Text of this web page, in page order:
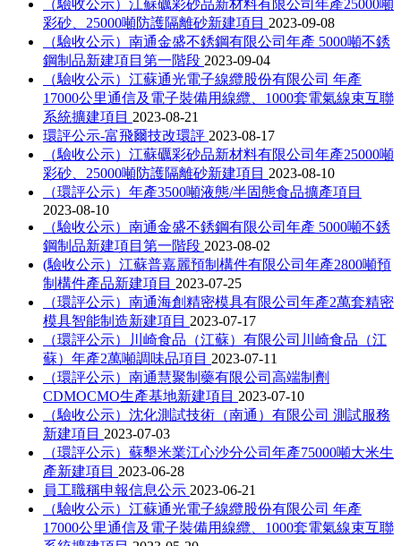
（驗收公示）江蘇礪彩砂品新材料有限公司年產25000噸
彩砂、25000噸防護隔離砂新建項目 2023-09-08
（驗收公示）南通金盛不銹鋼有限公司年產 5000噸不銹
鋼制品新建項目第一階段 2023-09-04
（驗收公示）江蘇通光電子線纜股份有限公司 年產
17000公里通信及電子裝備用線纜、1000套電氣線束互聯
系統擴建項目 2023-08-21
環評公示-富飛爾技改環評 2023-08-17
（驗收公示）江蘇礪彩砂品新材料有限公司年產25000噸
彩砂、25000噸防護隔離砂新建項目 2023-08-10
（環評公示）年產3500噸液態/半固態食品擴產項目
2023-08-10
（驗收公示）南通金盛不銹鋼有限公司年產 5000噸不銹
鋼制品新建項目第一階段 2023-08-02
(驗收公示）江蘇普嘉麗預制構件有限公司年產2800噸預
制構件產品新建項目 2023-07-25
（環評公示）南通海創精密模具有限公司年產2萬套精密
模具智能制造新建項目 2023-07-17
（環評公示）川崎食品（江蘇）有限公司川崎食品（江
蘇）年產2萬噸調味品項目 2023-07-11
（環評公示）南通慧聚制藥有限公司高端制劑
CDMOCMO生產基地新建項目 2023-07-10
（驗收公示）沈化測試技術（南通）有限公司 測試服務
新建項目 2023-07-03
（環評公示）蘇墾米業江心沙分公司年產75000噸大米生
產新建項目 2023-06-28
員工職稱申報信息公示 2023-06-21
（驗收公示）江蘇通光電子線纜股份有限公司 年產
17000公里通信及電子裝備用線纜、1000套電氣線束互聯